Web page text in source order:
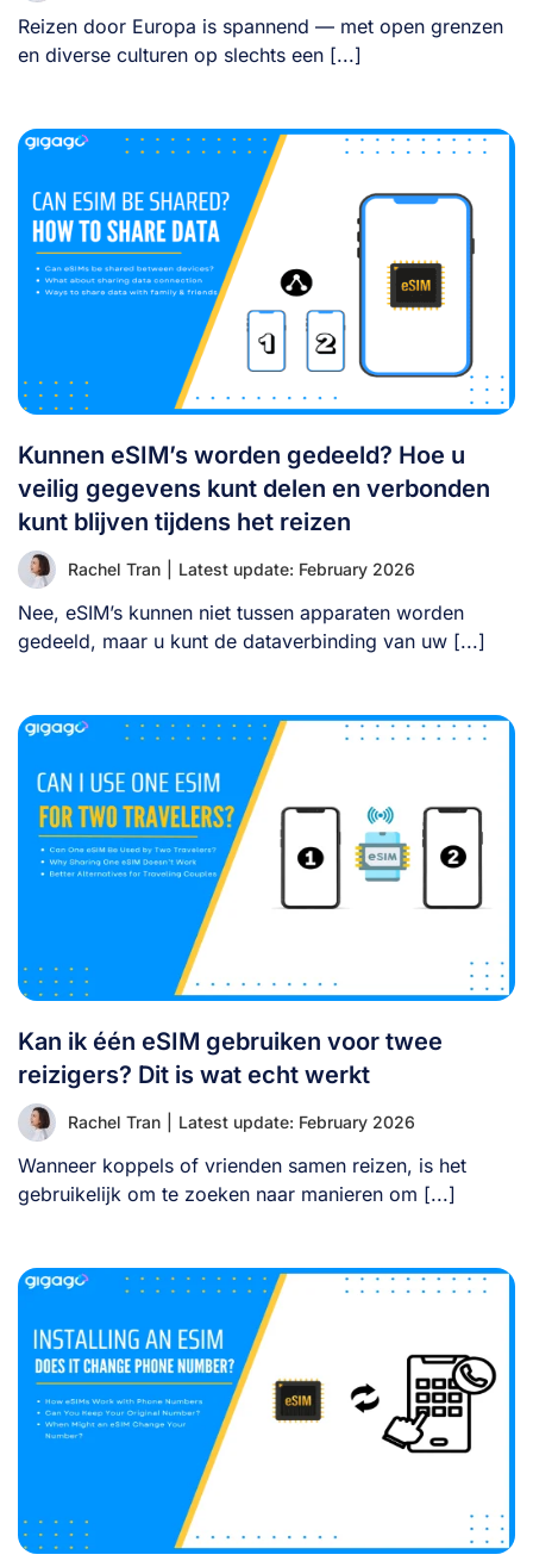
Reizen door Europa is spannend — met open grenzen
en diverse culturen op slechts een [...]
Kunnen eSIM’s worden gedeeld? Hoe u
veilig gegevens kunt delen en verbonden
kunt blijven tijdens het reizen
Rachel Tran Latest update: February 2026
Nee, eSIM’s kunnen niet tussen apparaten worden
gedeeld, maar u kunt de dataverbinding van uw [...]
Kan ik één eSIM gebruiken voor twee
reizigers? Dit is wat echt werkt
Rachel Tran Latest update: February 2026
Wanneer koppels of vrienden samen reizen, is het
gebruikelijk om te zoeken naar manieren om [...]